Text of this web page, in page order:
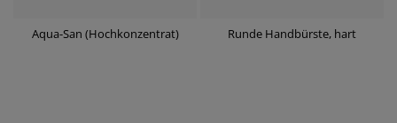
Aqua-San (Hochkonzentrat) Runde Handbürste, hart